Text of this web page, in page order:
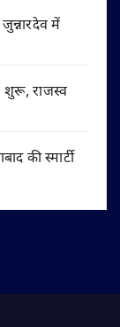
में
शुरू, राजस्व
की स्मार्टी